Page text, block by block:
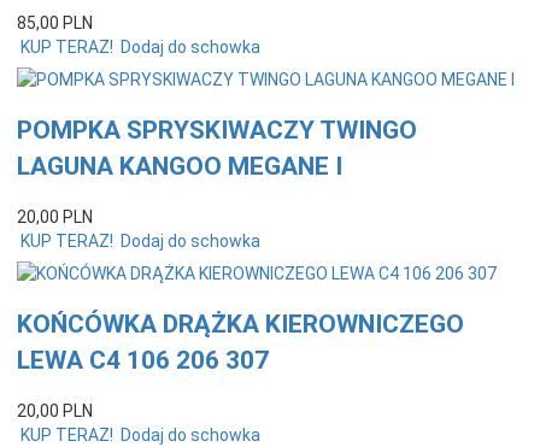
85,00 PLN
KUP TERAZ! Dodaj do schowka
POMPKA SPRYSKIWACZY TWINGO
LAGUNA KANGOO MEGANE I
20,00 PLN
KUP TERAZ! Dodaj do schowka
KOŃCÓWKA DRĄŻKA KIEROWNICZEGO
LEWA C4 106 206 307
20,00 PLN
KUP TERAZ! Dodaj do schowka